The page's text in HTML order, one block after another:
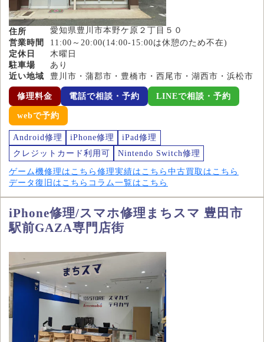
住所
愛知県豊川市本野ケ原２丁目５０
営業時間
11:00～20:00(14:00-15:00は休憩のため不在)
定休日
木曜日
駐車場
あり
近い地域
豊川市・蒲郡市・豊橋市・西尾市・湖西市・浜松市
修理料金 電話で相談・予約 LINEで相談・予約
webで予約
Android修理 iPhone修理
iPad修理
クレジットカード利用可
Nintendo Switch修理
ゲーム機修理はこちら 修理実績はこちら 中古買取はこちら
データ復旧はこちら コラム一覧はこちら
iPhone修理/スマホ修理まちスマ 豊田市
駅前GAZA専門店街